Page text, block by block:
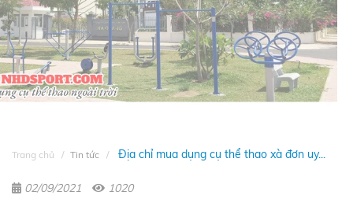
Trang chủ Tin tức Địa chỉ mua dụng cụ thể thao xà đơn uy...
02/09/2021 1020